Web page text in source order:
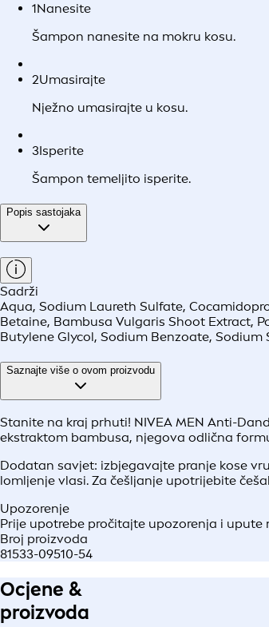
1Nanesite
Šampon nanesite na mokru kosu.
2Umasirajte
Nježno umasirajte u kosu.
3Isperite
Šampon temeljito isperite.
Popis sastojaka
Sadrži
Aqua, Sodium Laureth Sulfate,
Betaine, Bambusa Vulgaris Shoot Extract,
Butylene Glycol, Sodium Benzoate,
Saznajte više o ovom proizvodu
Stanite na kraj prhuti! NIVEA MEN Anti-
ekstraktom bambusa, njegova odlična
Dodatan savjet: izbjegavajte pranje kose
lomljenje vlasi. Za češljanje upotrijebite
Upozorenje
Prije upotrebe pročitajte upozorenja i upute
Broj proizvoda
81533-09510-54
Ocjene &
proizvoda